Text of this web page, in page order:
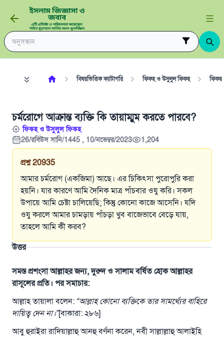
বিষয়ভিত্তিক ক্যাটাগরি ফিকহ ও উসুলুল ফিকহ ফিকহ
চর্মরোগে আক্রান্ত ব্যক্তি কি তায়াম্মুম করতে পারবে?
ফিকহ ও উসুলুল ফিকহ
26/রবিউস সানি/1445 , 10/নভেম্বর/2023
1,204
প্রশ্ন 20935
আমার চর্মরোগ (একজিমা) আছে। এর চিকিৎসা পুরোপুরি করা
হয়নি। যার কারণে আমি দৈনিক মাত্র পাঁচবার ওযু করি। সকল
উপায়ে আমি চেষ্টা চালিয়েছি; কিন্তু কোনো কাজে আসেনি। যদি
ওযু করলে আমার চামড়ায় পাঁচড়া খুব বাজেভাবে বেড়ে যায়,
তাহলে আমি কী করব?
উত্তর
সমস্ত প্রশংসা আল্লাহর জন্য, দুরুদ ও সালাম বর্ষিত হোক আল্লাহর
রাসূলের প্রতি। পর সমাচার:
আল্লাহ তায়ালা বলেন: “আল্লাহ কোনো ব্যক্তিকে তার সামর্থ্যের বাহিরে
দায়িত্ব দেন না।”[বাকারা: ২৮৬]
আবু হুরাইরা রাদিয়াল্লাহু আনহু বর্ণনা করেন, নবী সাল্লাল্লাহু আলাইহি